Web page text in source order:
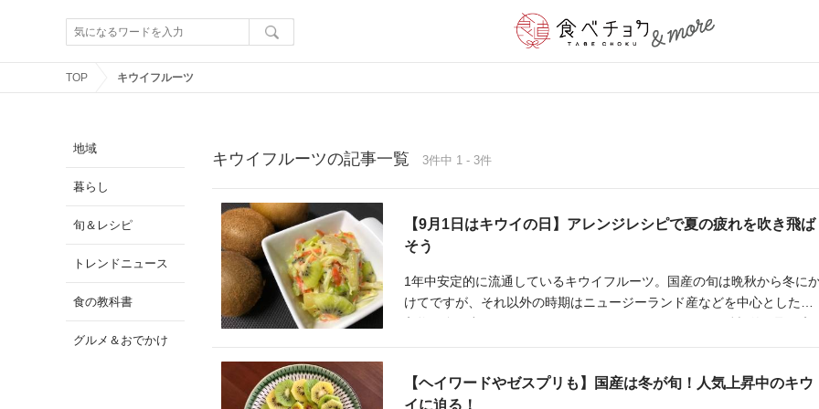
TOP キウイフルーツ
地域
暮らし
旬＆レシピ
トレンドニュース
食の教科書
グルメ＆おでかけ
キウイフルーツの記事一覧 3件中 1 - 3件
【9月1日はキウイの日】アレンジレシピで夏の疲れを吹き飛ば
そう
1年中安定的に流通しているキウイフルーツ。国産の旬は晩秋から冬に
けてですが、それ以外の時期はニュージーランド産などを中心とした輸
れたい栄養素がぎっしり詰まっていることをご存知でしょうか。
【ヘイワードやゼスプリも】国産は冬が旬！人気上昇中のキウ
イに迫る！